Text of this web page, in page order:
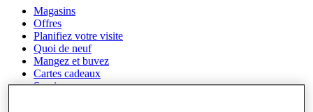
Magasins
Offres
Planifiez votre visite
Quoi de neuf
Mangez et buvez
Cartes cadeaux
Services